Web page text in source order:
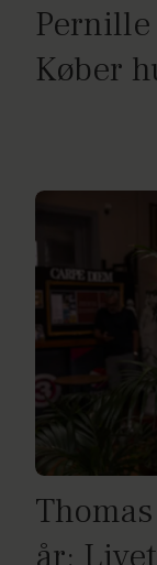
Køber